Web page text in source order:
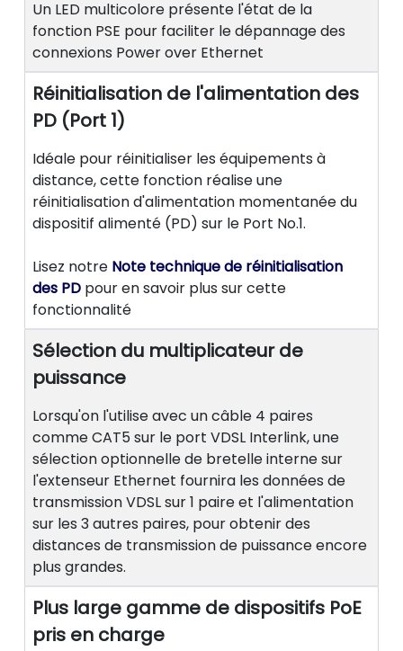
Un LED multicolore présente l'état de la
fonction PSE pour faciliter le dépannage des
connexions Power over Ethernet
Réinitialisation de l'alimentation des
PD (Port 1)
Idéale pour réinitialiser les équipements à
distance, cette fonction réalise une
réinitialisation d'alimentation momentanée du
dispositif alimenté (PD) sur le Port No.1.
Lisez notre Note technique de réinitialisation
des PD pour en savoir plus sur cette
fonctionnalité
Sélection du multiplicateur de
puissance
Lorsqu'on l'utilise avec un câble 4 paires
comme CAT5 sur le port VDSL Interlink, une
sélection optionnelle de bretelle interne sur
l'extenseur Ethernet fournira les données de
transmission VDSL sur 1 paire et l'alimentation
sur les 3 autres paires, pour obtenir des
distances de transmission de puissance encore
plus grandes.
Plus large gamme de dispositifs PoE
pris en charge